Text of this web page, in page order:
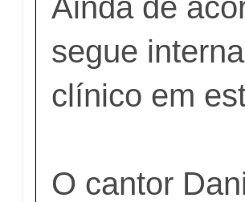
segue
clínico em
O cantor